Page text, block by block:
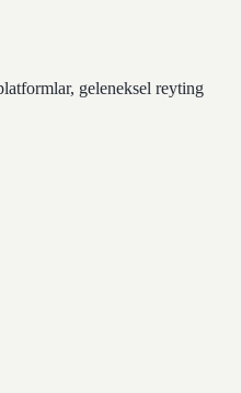
geleneksel reyting